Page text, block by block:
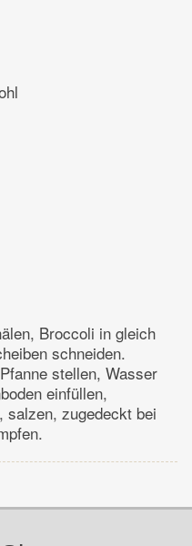
Broccoli in gleich
schneiden.
stellen, Wasser
einfüllen,
salzen, zugedeckt bei